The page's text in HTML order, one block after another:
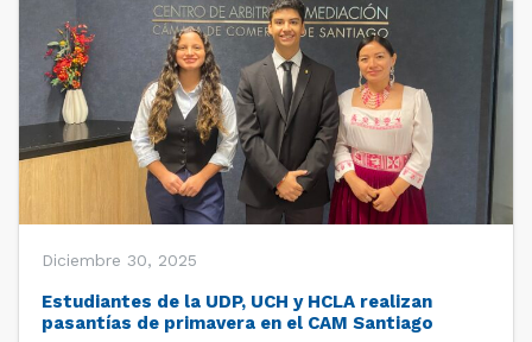
Diciembre 30, 2025
Estudiantes de la UDP, UCH y HCLA realizan
pasantías de primavera en el CAM Santiago